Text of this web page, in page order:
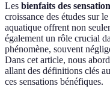
Les bienfaits des
croissance des études sur
aquatique offrent non
également un rôle crucial
phénomène, souvent
Dans cet article, nous
allant des définitions clés
ces sensations bénéfiques.